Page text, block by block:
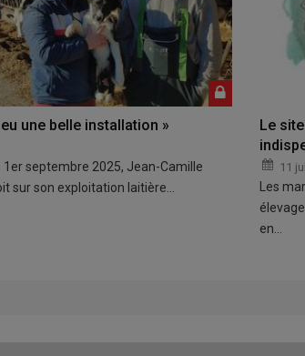
une belle installation »
1er septembre 2025, Jean-Camille
sur son exploitation laitière…
Le
11
Les
en…